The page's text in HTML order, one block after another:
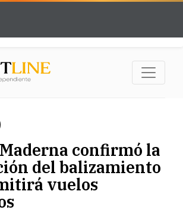
confirmó la
del balizamiento
vuelos